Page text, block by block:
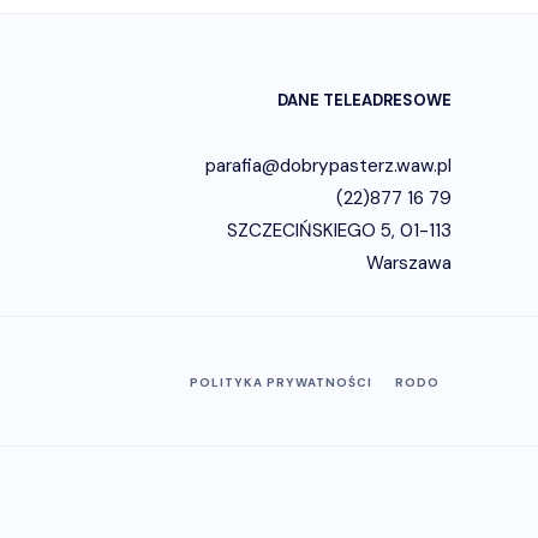
DANE TELEADRESOWE
parafia@dobrypasterz.waw.pl
(22)877 16 79
SZCZECIŃSKIEGO 5, 01-113
Warszawa
POLITYKA PRYWATNOŚCI RODO